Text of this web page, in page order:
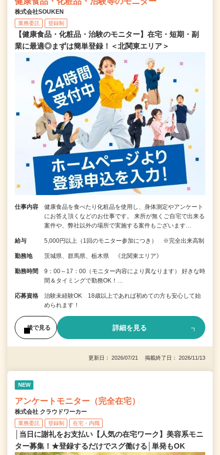
株式会社SOUKEN
業務委託 登録制
【健康食品・化粧品・治験のモニター】在宅・短期・副
業に最適◎まずは簡単登録！＜北関東エリア＞
仕事内容
健康食品を食べたり化粧品を使用し、身体測定やアンケート
にお答え頂くなどのお仕事です。 来所が無くご自宅で出来る
案件や、弊社以外の場所で実施する案件もございます…
給与 5,000円以上（1回のモニター参加につき） ※完全出来高制
勤務地 茨城県、群馬県、栃木県 《北関東エリア》
勤務時間
9：00～17：00（モニター内容により異なります） 好きな時
間＆タイミングで勤務OK！…
応募資格
治験未経験OK 18歳以上であれば初めての方も安心して始
められます！
後で見る 詳細を見る
更新日： 2026/07/21 掲載終了日： 2026/11/13
NEW
アンケートモニター（完全在宅）
株式会社 クラウドワーカー
業務委託 登録制 在宅・内職
│当日に謝礼をお支払い【人気の在宅ワーク】美容系モニ
ター募集！★登録するだけでスグ働ける│単発もOK